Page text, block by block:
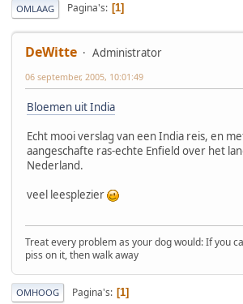
OMLAAG Pagina's 1
DeWitte Administrator
06 september, 2005, 10:01:49
Bloemen uit India
Echt mooi verslag van een India reis, en
aangeschafte ras-echte Enfield over het
Nederland.
veel leesplezier
Treat every problem as your dog would: If you
piss on it, then walk away
OMHOOG Pagina's 1